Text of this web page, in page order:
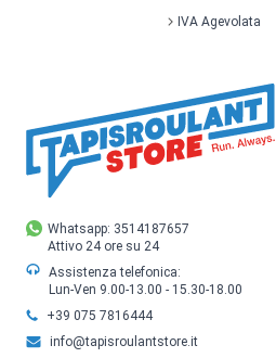
Whatsapp: 3514187657
Attivo 24 ore su 24
Assistenza telefonica:
Lun-Ven 9.00-13.00 - 15.30-18.00
+39 075 7816444
info@tapisroulantstore.it
IVA Agevolata